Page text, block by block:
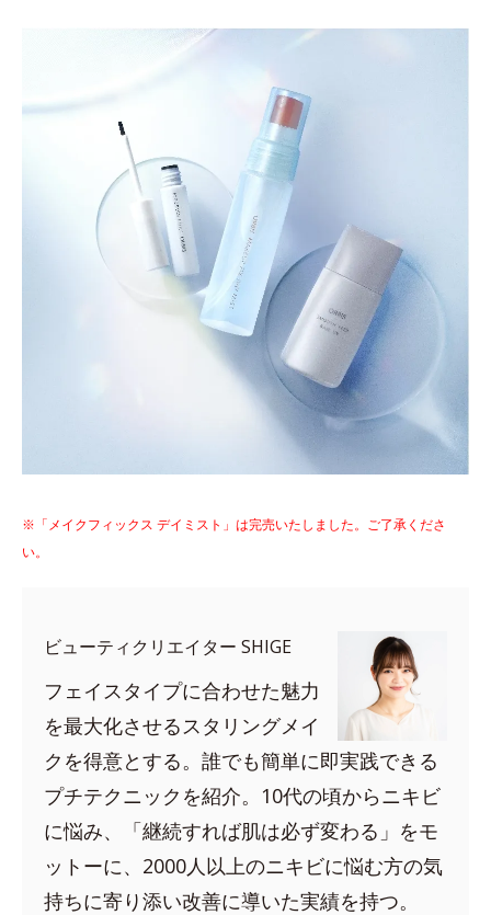
※「メイクフィックス デイミスト」は完売いたしました。ご了承くださ
い。
ビューティクリエイター SHIGE
フェイスタイプに合わせた魅力
を最大化させるスタリングメイ
クを得意とする。誰でも簡単に即実践できる
プチテクニックを紹介。10代の頃からニキビ
に悩み、「継続すれば肌は必ず変わる」をモ
ットーに、2000人以上のニキビに悩む方の気
持ちに寄り添い改善に導いた実績を持つ。